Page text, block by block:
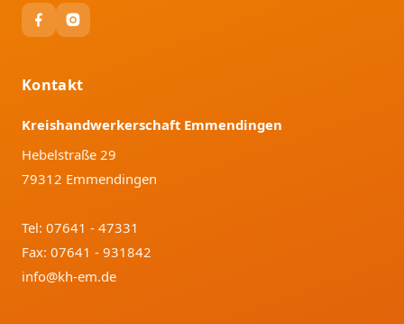
Kontakt
Kreishandwerkerschaft Emmendingen
Hebelstraße 29
79312 Emmendingen
Tel: 07641 - 47331
Fax: 07641 - 931842
info@kh-em.de